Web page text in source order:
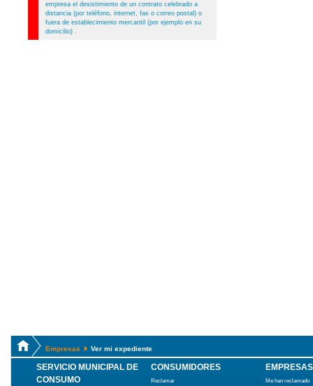
empresa el desistimiento de un contrato celebrado a
distancia (por teléfono, internet, fax o correo postal) o
fuera de establecimiento mercantil (por ejemplo en su
domicilio).
Empresas Ver mi expediente
SERVICIO MUNICIPAL DE
CONSUMO
CONSUMIDORES
Reclamar
EMPRESAS
Me han reclamado